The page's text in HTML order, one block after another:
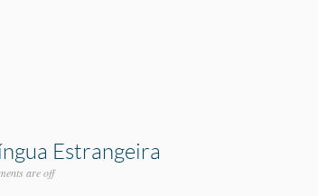
Estrangeira
are off